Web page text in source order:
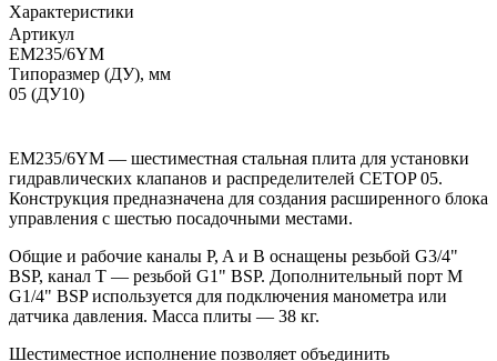
Характеристики
Артикул
EM235/6YM
Типоразмер (ДУ), мм
05 (ДУ10)
EM235/6YM — шестиместная стальная плита для установки
гидравлических клапанов и распределителей CETOP 05.
Конструкция предназначена для создания расширенного блока
управления с шестью посадочными местами.
Общие и рабочие каналы P, A и B оснащены резьбой G3/4"
BSP, канал T — резьбой G1" BSP. Дополнительный порт M
G1/4" BSP используется для подключения манометра или
датчика давления. Масса плиты — 38 кг.
Шестиместное исполнение позволяет объединить